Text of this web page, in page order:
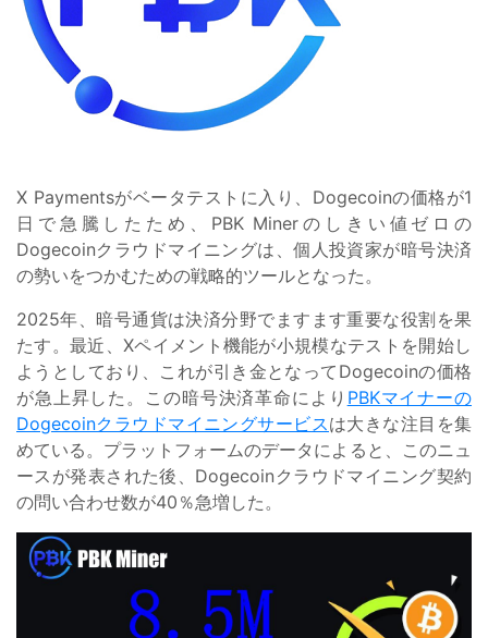
X Paymentsがベータテストに入り、Dogecoinの価格が1
日で急騰したため、PBK Minerのしきい値ゼロの
Dogecoinクラウドマイニングは、個人投資家が暗号決済
の勢いをつかむための戦略的ツールとなった。
2025年、暗号通貨は決済分野でますます重要な役割を果
たす。最近、Xペイメント機能が小規模なテストを開始し
ようとしており、これが引き金となってDogecoinの価格
が急上昇した。この暗号決済革命により PBKマイナーの
Dogecoinクラウドマイニングサービスは大きな注目を集
めている。プラットフォームのデータによると、このニュ
ースが発表された後、Dogecoinクラウドマイニング契約
の問い合わせ数が40％急増した。